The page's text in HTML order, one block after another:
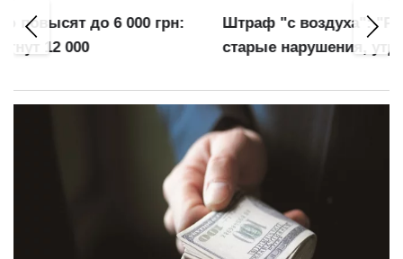
Штраф "с воздуха": "Резерв+" наказывает за
старые нарушения, утратившие силу